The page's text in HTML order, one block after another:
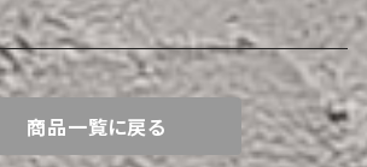
商品一覧に戻る